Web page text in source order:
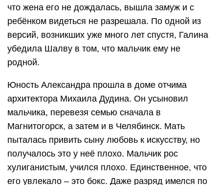
что жена его не дождалась, вышла замуж и с
ребёнком видеться не разрешала. По одной из
версий, возникших уже много лет спустя, Галина
убедила Шалву в том, что мальчик ему не
родной.
Юность Александра прошла в доме отчима
архитектора Михаила Дудина. Он усыновил
мальчика, перевезя семью сначала в
Магнитогорск, а затем и в Челябинск. Мать
пыталась привить сыну любовь к искусству, но
получалось это у неё плохо. Мальчик рос
хулиганистым, учился плохо. Единственное, что
его увлекало – это бокс. Даже разряд имелся по